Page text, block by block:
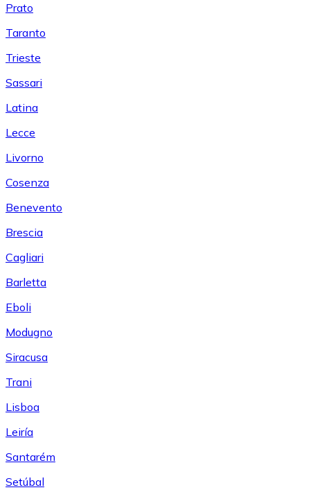
Prato
Taranto
Trieste
Sassari
Latina
Lecce
Livorno
Cosenza
Benevento
Brescia
Cagliari
Barletta
Eboli
Modugno
Siracusa
Trani
Lisboa
Leiría
Santarém
Setúbal